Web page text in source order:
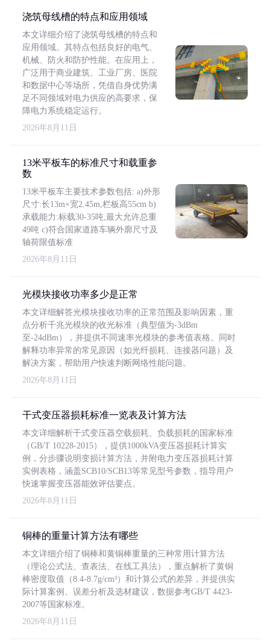
浇筑母线槽的特点和应用领域
本文详细介绍了浇筑母线槽的特点和
应用领域。其特点包括良好的电气、
机械、防火和防护性能。在应用上，
广泛用于商业建筑、工业厂房、医院
和数据中心等场所，凭借自身优势满
足不同领域对电力供应的高要求，保
障电力系统稳定运行。
2026年8月11日
13米平板车的标准尺寸和载重参
数
13米平板车主要技术参数包括: a)外形
尺寸:长13m×宽2.45m,栏板高55cm b)
承载能力:标载30-35吨,最大允许总重
49吨 c)符合国家道路车辆外廓尺寸及
轴荷限值标准
2026年8月11日
光模块接收功率多少是正常
本文详细解答光模块接收功率的正常范围及影响因素，重
点分析千兆光模块的收光标准（典型值为-3dBm
至-24dBm），并提供不同速率光模块的参考值表格。同时
解释功率异常的常见原因（如光纤损耗、连接器问题）及
解决方案，帮助用户快速判断网络性能问题。
2026年8月11日
干式变压器损耗标准一览表及计算方法
本文详细解析干式变压器空载损耗、负载损耗的国家标准
（GB/T 10228-2015），提供1000kVA变压器损耗计算实
例，分步骤说明变损计算方法，并附电力变压器损耗计算
实例表格，涵盖SCB10/SCB13等常见型号参数，指导用户
快速掌握变压器能效评估要点。
2026年8月11日
铜棒的重量计算方法有哪些
本文详细介绍了铜棒和黄铜棒重量的三种常用计算方法
（理论公式法、查表法、在线工具法），重点解析了黄铜
棒密度取值（8.4-8.7g/cm³）和计算公式的差异，并提供实
际计算案例、误差分析及选材建议，数据参考GB/T 4423-
2007等国家标准。
2026年8月11日